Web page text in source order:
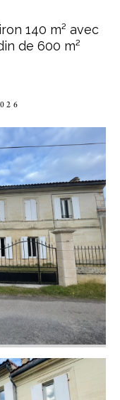
140 m² avec
de 600 m²